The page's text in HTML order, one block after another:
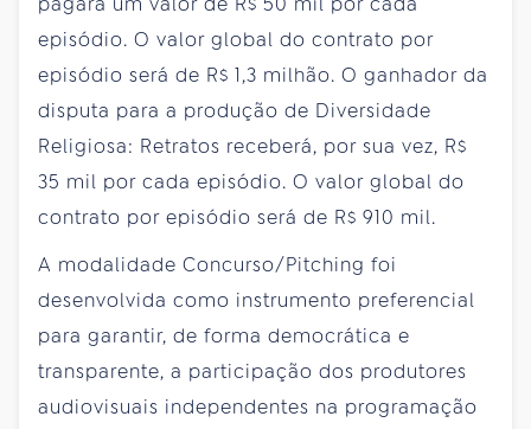
episódio. O valor global do contrato por
episódio será de R$ 1,3 milhão. O ganhador da
disputa para a produção de Diversidade
Religiosa: Retratos receberá, por sua vez, R$
35 mil por cada episódio. O valor global do
contrato por episódio será de R$ 910 mil.
A modalidade Concurso/Pitching foi
desenvolvida como instrumento preferencial
para garantir, de forma democrática e
transparente, a participação dos produtores
audiovisuais independentes na programação